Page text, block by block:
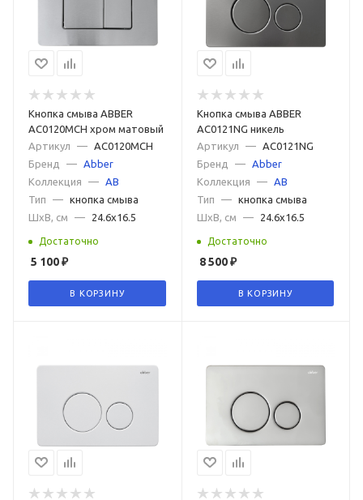
Кнопка смыва ABBER
AC0120MCH хром матовый
Артикул
— AC0120MCH
Бренд
— Abber
Коллекция
— AB
Тип
— кнопка смыва
ШxВ, см
— 24.6x16.5
Достаточно
5 100₽
В КОРЗИНУ
Кнопка смыва ABBER
AC0121NG никель
Артикул
—
AC0121NG
Бренд
—
Abber
Коллекция
—
AB
Тип
—
кнопка смыва
ШxВ, см
— 24.6x16.5
Достаточно
8 500₽
В КОРЗИНУ